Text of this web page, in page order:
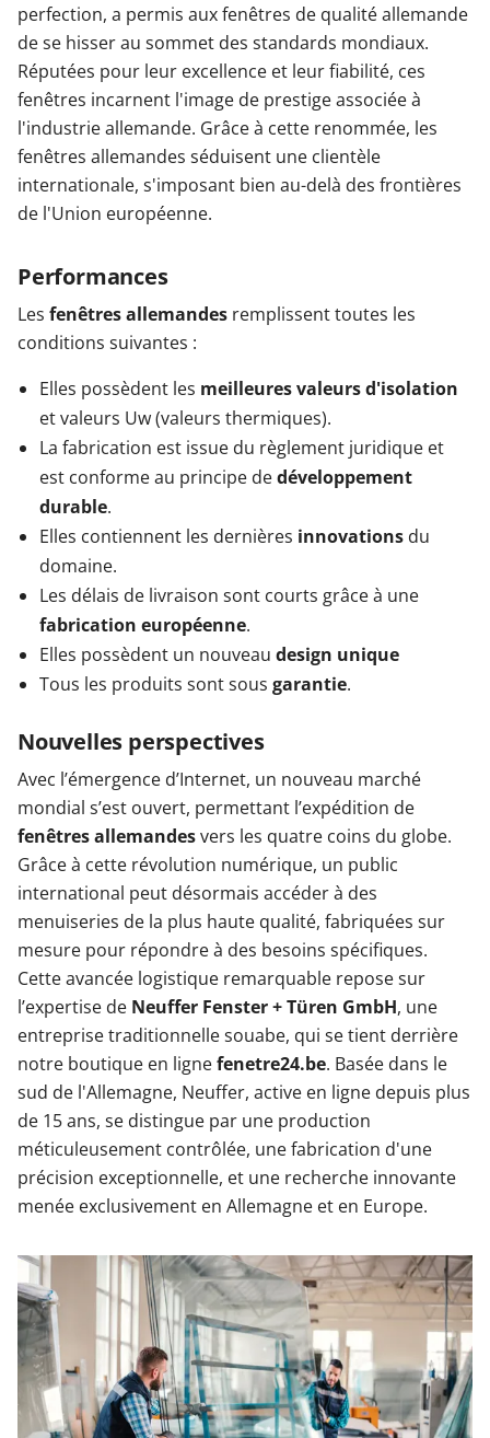
perfection, a permis aux fenêtres de qualité allemande
de se hisser au sommet des standards mondiaux.
Réputées pour leur excellence et leur fiabilité, ces
fenêtres incarnent l'image de prestige associée à
l'industrie allemande. Grâce à cette renommée, les
fenêtres allemandes séduisent une clientèle
internationale, s'imposant bien au-delà des frontières
de l'Union européenne.
Performances
Les fenêtres allemandes remplissent toutes les
conditions suivantes :
Elles possèdent les meilleures valeurs d'isolation
et valeurs Uw (valeurs thermiques).
La fabrication est issue du règlement juridique et
est conforme au principe dedéveloppement
durable.
Elles contiennent les dernières innovations du
domaine.
Les délais de livraison sont courts grâce à une
fabrication européenne.
Elles possèdent un nouveau design unique
Tous les produits sont sous garantie.
Nouvelles perspectives
Avec l’émergence d’Internet, un nouveau marché
mondial s’est ouvert, permettant l’expédition de
fenêtres allemandesvers les quatre coins du globe.
Grâce à cette révolution numérique, un public
international peut désormais accéder à des
menuiseries de la plus haute qualité, fabriquées sur
mesure pour répondre à des besoins spécifiques.
Cette avancée logistique remarquable repose sur
l’expertise de Neuffer Fenster + Türen GmbH, une
entreprise traditionnelle souabe, qui se tient derrière
notre boutique en lignefenetre24.be. Basée dans le
sud de l'Allemagne, Neuffer, active en ligne depuis plus
de 15 ans, se distingue par une production
méticuleusement contrôlée, une fabrication d'une
précision exceptionnelle, et une recherche innovante
menée exclusivement en Allemagne et en Europe.